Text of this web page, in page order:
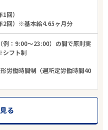
回）
2回）※基本給4.65ヶ月分
例：9:00～23:00）の間で原則実
フト制
労働時間制（週所定労働時間40
る